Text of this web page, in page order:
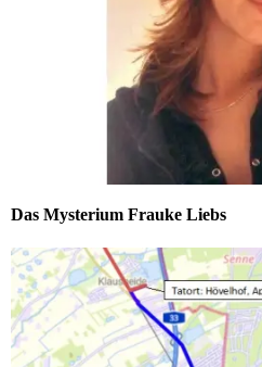
Das Mysterium Frauke Liebs